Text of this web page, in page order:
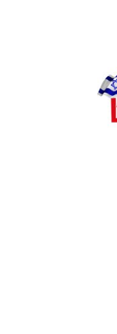
כשהוא
לא מעט
להגדיל את
באמת
לבדוק לפני
את כל